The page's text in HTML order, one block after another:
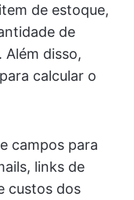
de estoque,
de
Além disso,
calcular o
campos para
links de
custos dos